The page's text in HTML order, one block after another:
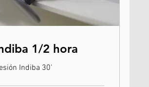
1/2 hora
Indiba 30'